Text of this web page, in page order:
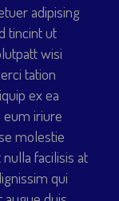
adipising
tincint ut
wisi
tation
ex ea
iriure
molestie
facilisis at
qui